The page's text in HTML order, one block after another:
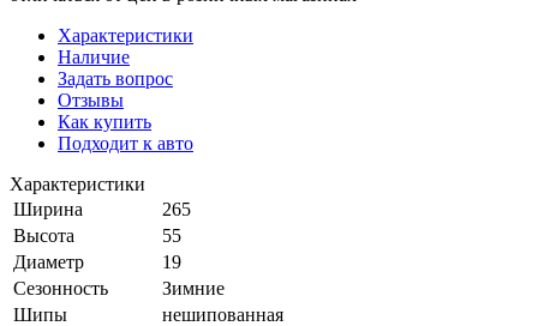
Характеристики
Наличие
Задать вопрос
Отзывы
Как купить
Подходит к авто
Характеристики
Ширина
265
Высота
55
Диаметр
19
Сезонность
Зимние
Шипы
нешипованная